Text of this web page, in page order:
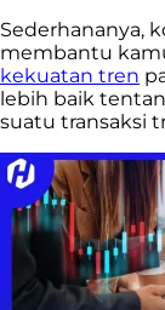
Sederhananya,
membantu
kekuatan tren
lebih baik
suatu transaksi